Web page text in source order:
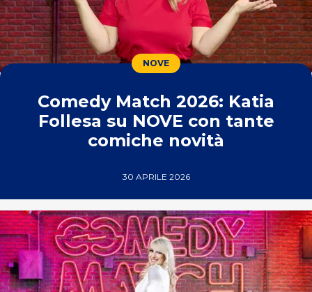
NOVE
Comedy Match 2026: Katia
Follesa su NOVE con tante
comiche novità
30 APRILE 2026